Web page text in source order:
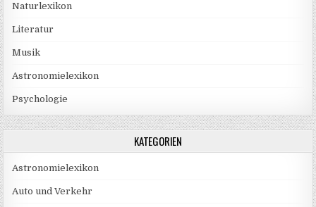
Naturlexikon
Literatur
Musik
Astronomielexikon
Psychologie
KATEGORIEN
Astronomielexikon
Auto und Verkehr